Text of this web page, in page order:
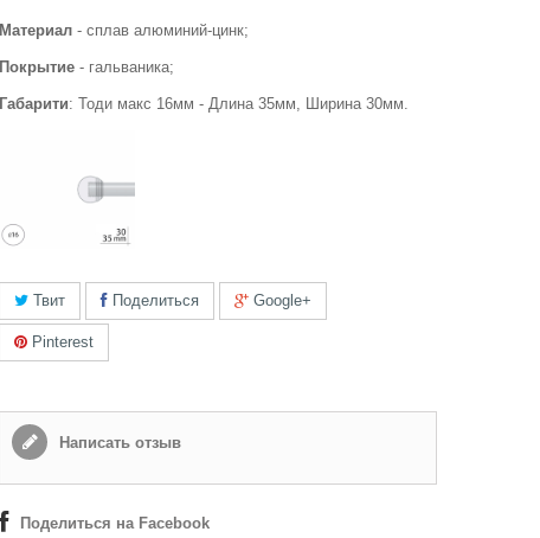
Материал - сплав алюминий-цинк;
Покрытие - гальваника;
Габарити: Тоди макс 16мм - Длина 35мм, Ширина 30мм.
Твит Поделиться Google+
Pinterest
Написать отзыв
Поделиться на Facebook